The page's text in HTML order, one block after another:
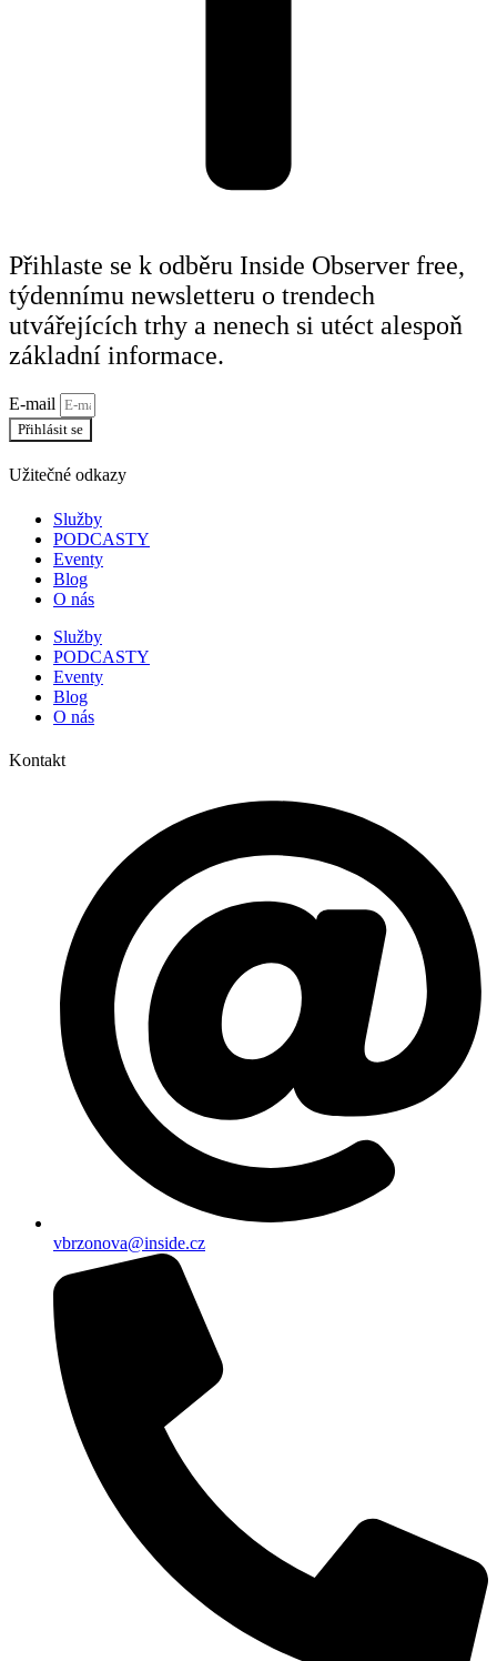
Přihlaste se k odběru Inside Observer free,
týdennímu newsletteru o trendech
utvářejících trhy a nenech si utéct alespoň
základní informace.
E-mail
Přihlásit se
Užitečné odkazy
Služby
PODCASTY
Eventy
Blog
O nás
Služby
PODCASTY
Eventy
Blog
O nás
Kontakt
vbrzonova@inside.cz